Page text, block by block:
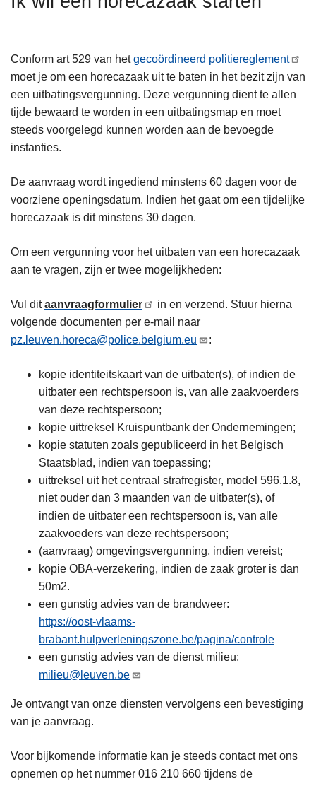
Conform art 529 van hetgecoördineerd politiereglement
moet je om een horecazaak uit te baten in het bezit zijn van
een uitbatingsvergunning. Deze vergunning dient te allen
tijde bewaard te worden in een uitbatingsmap en moet
steeds voorgelegd kunnen worden aan de bevoegde
instanties.
De aanvraag wordt ingediend minstens 60 dagen voor de
voorziene openingsdatum. Indien het gaat om een tijdelijke
horecazaak is dit minstens 30 dagen.
Om een vergunning voor het uitbaten van een horecazaak
aan te vragen, zijn er twee mogelijkheden:
Vul ditaanvraagformulier
in en verzend. Stuur hierna
volgende documenten per e-mail naar
pz.leuven.horeca@police.belgium.eu
:
kopie identiteitskaart van de uitbater(s), of indien de
uitbater een rechtspersoon is, van alle zaakvoerders
van deze rechtspersoon;
kopie uittreksel Kruispuntbank der Ondernemingen;
kopie statuten zoals gepubliceerd in het Belgisch
Staatsblad, indien van toepassing;
uittreksel uit het centraal strafregister, model 596.1.8,
niet ouder dan 3 maanden van de uitbater(s), of
indien de uitbater een rechtspersoon is, van alle
zaakvoeders van deze rechtspersoon;
(aanvraag) omgevingsvergunning, indien vereist;
kopie OBA-verzekering, indien de zaak groter is dan
50m2.
een gunstig advies van de brandweer:
https://oost-vlaams-
brabant.hulpverleningszone.be/pagina/controle
een gunstig advies van de dienst milieu:
milieu@leuven.be
Je ontvangt van onze diensten vervolgens een bevestiging
van je aanvraag.
Voor bijkomende informatie kan je steeds contact met ons
opnemen op het nummer 016 210 660 tijdens de